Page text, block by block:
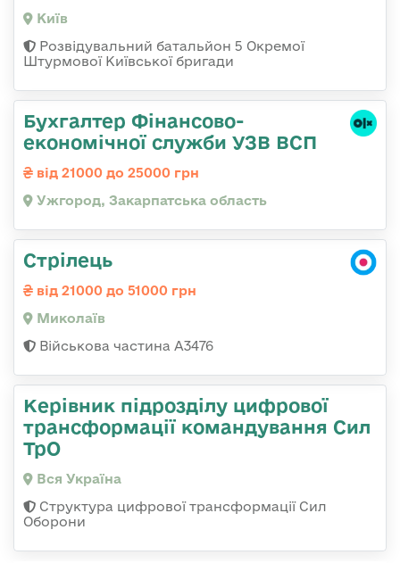
Київ
Розвідувальний батальйон 5 Окремої
Штурмової Київської бригади
Бухгалтер Фінансово-
економічної служби УЗВ ВСП
від 21000 до 25000 грн
Ужгород, Закарпатська область
Стрілець
від 21000 до 51000 грн
Миколаїв
Військова частина А3476
Керівник підрозділу цифрової
трансформації командування Сил
ТрО
Вся Україна
Структура цифрової трансформації Сил
Оборони